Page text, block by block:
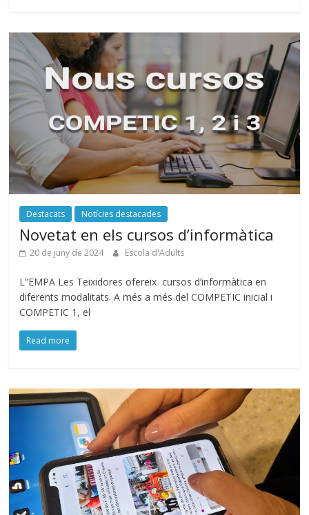
Destacats Notícies destacades
Novetat en els cursos d’informàtica
20 de juny de 2024 Escola d'Adults
L”EMPA Les Teixidores ofereix cursos d’informàtica en
diferents modalitats. A més a més del COMPETIC inicial i
COMPETIC 1, el
Read more